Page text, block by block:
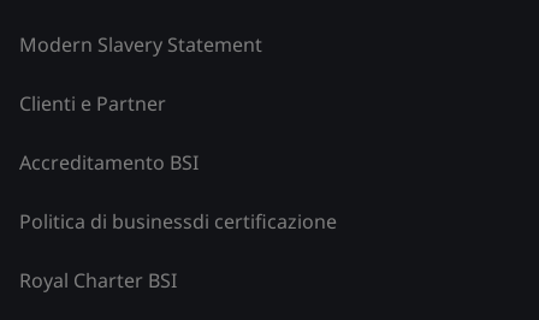
Modern Slavery Statement
Clienti e Partner
Accreditamento BSI
Politica di businessdi certificazione
Royal Charter BSI